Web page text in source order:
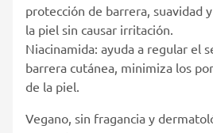
protección de barrera, suavidad
la piel sin causar irritación.
Niacinamida: ayuda a regular el
barrera cutánea, minimiza los
de la piel.
Vegano, sin fragancia y